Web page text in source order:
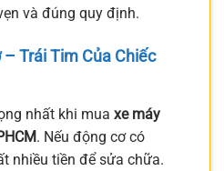
và đúng quy định.
Trái Tim Của Chiếc
nhất khi mua xe máy
. Nếu động cơ có
nhiều tiền để sửa chữa.